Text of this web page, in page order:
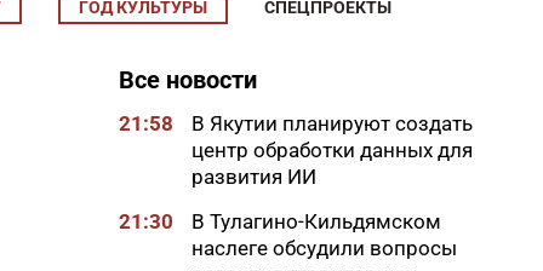
ГОД КУЛЬТУРЫ СПЕЦПРОЕКТЫ
Все новости
21:58
В Якутии планируют создать
центр обработки данных для
развития ИИ
21:30
В Тулагино-Кильдямском
наслеге обсудили вопросы